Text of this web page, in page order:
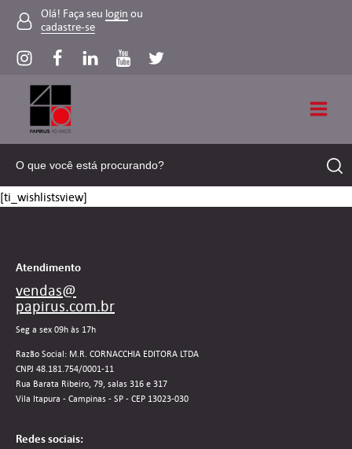
Olá! Faça seu login ou
cadastre-se
[ti_wishlistsview]
Atendimento
vendas@
papirus.com.br
Seg a sex 09h às 17h
Razão Social: M.R. CORNACCHIA EDITORA LTDA
CNPJ 48.181.754/0001-11
Rua Barata Ribeiro, 79, salas 316 e 317
Vila Itapura - Campinas - SP - CEP 13023-030
Redes sociais: